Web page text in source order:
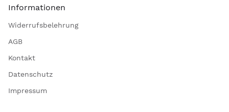
Informationen
Widerrufsbelehrung
AGB
Kontakt
Datenschutz
Impressum